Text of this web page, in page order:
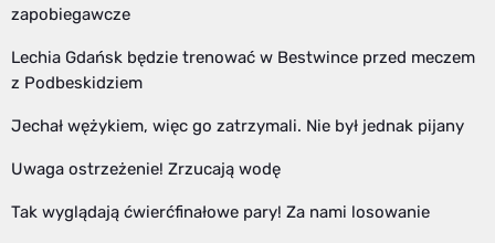
zapobiegawcze
Lechia Gdańsk będzie trenować w Bestwince przed meczem
z Podbeskidziem
Jechał wężykiem, więc go zatrzymali. Nie był jednak pijany
Uwaga ostrzeżenie! Zrzucają wodę
Tak wyglądają ćwierćfinałowe pary! Za nami losowanie